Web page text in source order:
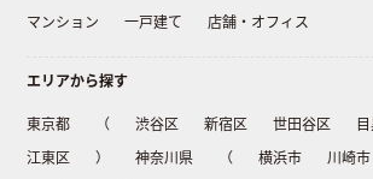
マンション
一戸建て 店舗・オフィス
エリアから探す
東京都 （ 渋谷区 新宿区 世田谷区
江東区
） 神奈川県 （ 横浜市 川崎市